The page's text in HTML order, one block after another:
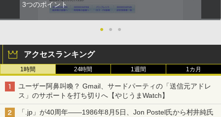
3つのポイント
● ● ●
アクセスランキング
1時間 24時間 1週間 1カ月
ユーザー阿鼻叫喚？ Gmail、サードパーティの「送信元アドレ
ス」のサポートを打ち切りへ【やじうまWatch】
「.jp」が40周年――1986年8月5日、Jon Postel氏から村井純氏